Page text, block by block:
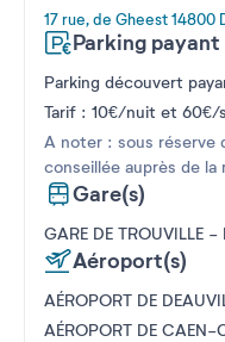
17 rue, de Gheest 14800
Parking payant
Parking découvert
Tarif : 10€/nuit et 60€/
A noter : sous réserve
conseillée auprès de
Gare(s)
GARE DE TROUVILLE -
Aéroport(s)
AÉROPORT DE
AÉROPORT DE CAEN-